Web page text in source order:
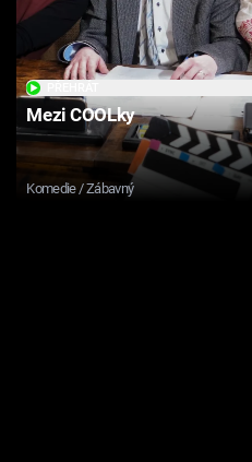
Mezi COOLky
Komedie / Zábavný